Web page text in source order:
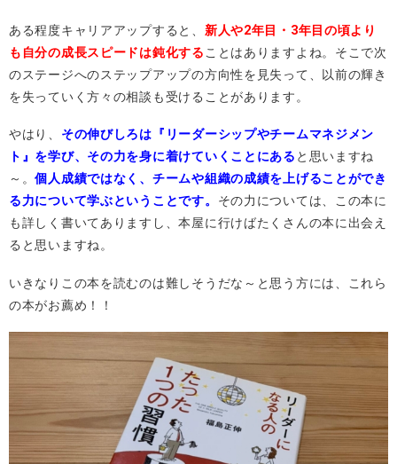
ある程度キャリアアップすると、 新人や2年目・3年目の頃より
も自分の成長スピードは鈍化することはありますよね。そこで次
のステージへのステップアップの方向性を見失って、以前の輝き
を失っていく方々の相談も受けることがあります。
やはり、 その伸びしろは『リーダーシップやチームマネジメン
ト』を学び、その力を身に着けていくことにある と思いますね
～。個人成績ではなく、チームや組織の成績を上げることができ
る力について学ぶということです。 その力については、この本に
も詳しく書いてありますし、本屋に行けばたくさんの本に出会え
ると思いますね。
いきなりこの本を読むのは難しそうだな～と思う方には、これら
の本がお薦め！！